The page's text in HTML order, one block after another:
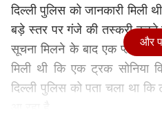
दिल्ली पुलिस को जानकारी मिली
बड़े स्तर पर गंजे की तस्करी करने
सूचना मिलने के बाद एक प्लान
मिली थी कि एक ट्रक सोनिया
दिल्ली पुलिस को पता चला था
और